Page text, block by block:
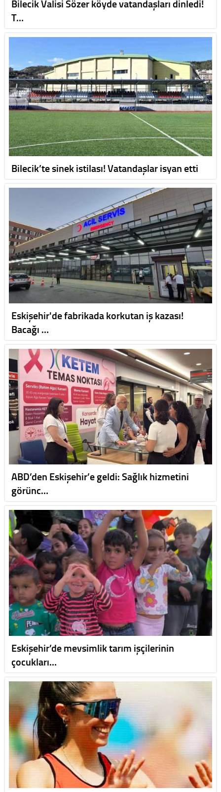
Bilecik Valisi Sözer köyde vatandaşları dinledi!
T…
Bilecik’te sinek istilası! Vatandaşlar isyan etti
Eskişehir'de fabrikada korkutan iş kazası!
Bacağı …
ABD’den Eskişehir’e geldi: Sağlık hizmetini
görünc…
Eskişehir’de mevsimlik tarım işçilerinin
çocukları…